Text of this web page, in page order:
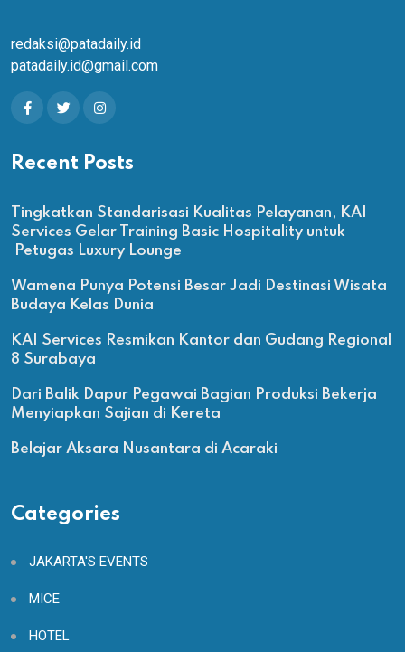
redaksi@patadaily.id
patadaily.id@gmail.com
Recent Posts
Tingkatkan Standarisasi Kualitas Pelayanan, KAI
Services Gelar Training Basic Hospitality untuk
Petugas Luxury Lounge
Wamena Punya Potensi Besar Jadi Destinasi Wisata
Budaya Kelas Dunia
KAI Services Resmikan Kantor dan Gudang Regional
8 Surabaya
Dari Balik Dapur Pegawai Bagian Produksi Bekerja
Menyiapkan Sajian di Kereta
Belajar Aksara Nusantara di Acaraki
Categories
JAKARTA'S EVENTS
MICE
HOTEL